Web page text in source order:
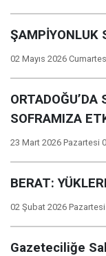
ŞAMPİYONLUK
02 Mayıs 2026
ORTADOĞU’DA
SOFRAMIZA
23 Mart 2026 Pazartesi
BERAT:
02 Şubat 2026
Gazeteciliğe